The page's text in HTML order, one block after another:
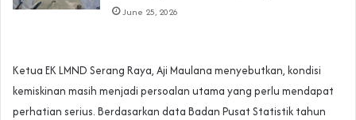
June 25, 2026
Ketua EK LMND Serang Raya, Aji Maulana menyebutkan, kondisi
kemiskinan masih menjadi persoalan utama yang perlu mendapat
perhatian serius. Berdasarkan data Badan Pusat Statistik tahun